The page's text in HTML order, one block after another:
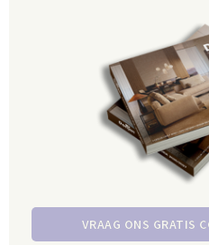
VRAAG ONS GRATIS